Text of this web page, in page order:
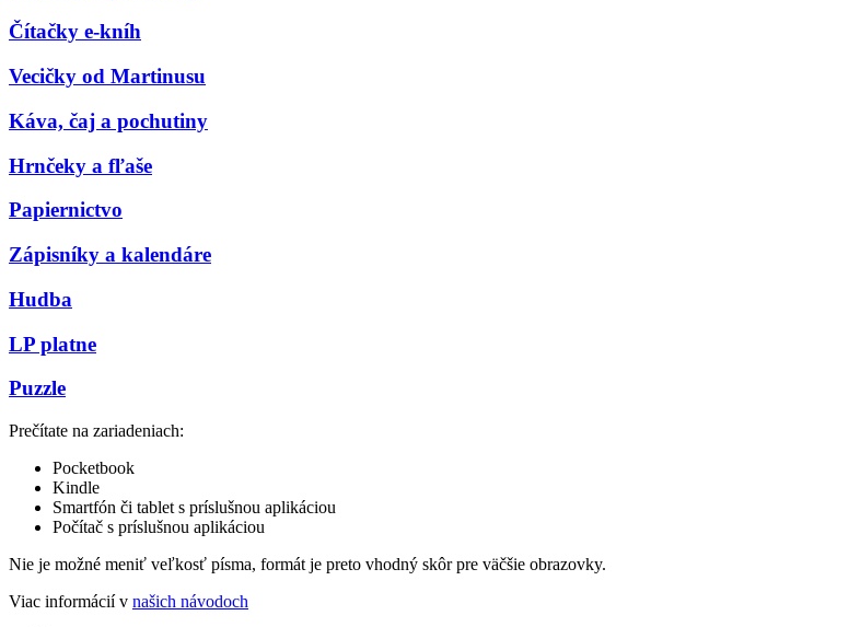
Čítačky e-kníh
Vecičky od Martinusu
Káva, čaj a pochutiny
Hrnčeky a fľaše
Papiernictvo
Zápisníky a kalendáre
Hudba
LP platne
Puzzle
Prečítate na zariadeniach:
Pocketbook
Kindle
Smartfón či tablet s príslušnou aplikáciou
Počítač s príslušnou aplikáciou
Nie je možné meniť veľkosť písma, formát je preto vhodný skôr pre väčšie obrazovky.
Viac informácií v našich návodoch